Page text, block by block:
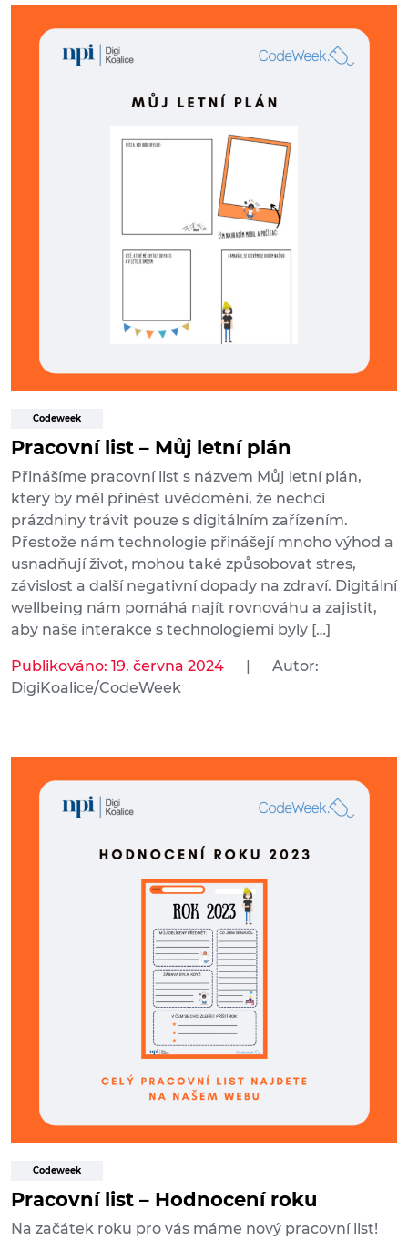
Codeweek
Pracovní list – Můj letní plán
Přinášíme pracovní list s názvem Můj letní plán,
který by měl přinést uvědomění, že nechci
prázdniny trávit pouze s digitálním zařízením.
Přestože nám technologie přinášejí mnoho výhod a
usnadňují život, mohou také způsobovat stres,
závislost a další negativní dopady na zdraví. Digitální
wellbeing nám pomáhá najít rovnováhu a zajistit,
aby naše interakce s technologiemi byly […]
Publikováno: 19. června 2024 |
Autor:
DigiKoalice/CodeWeek
Codeweek
Pracovní list – Hodnocení roku
Na začátek roku pro vás máme nový pracovní list!